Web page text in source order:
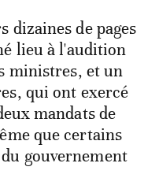
dizaines de pages
lieu à l'audition
ministres, et un
qui ont exercé
mandats de
que certains
gouvernement